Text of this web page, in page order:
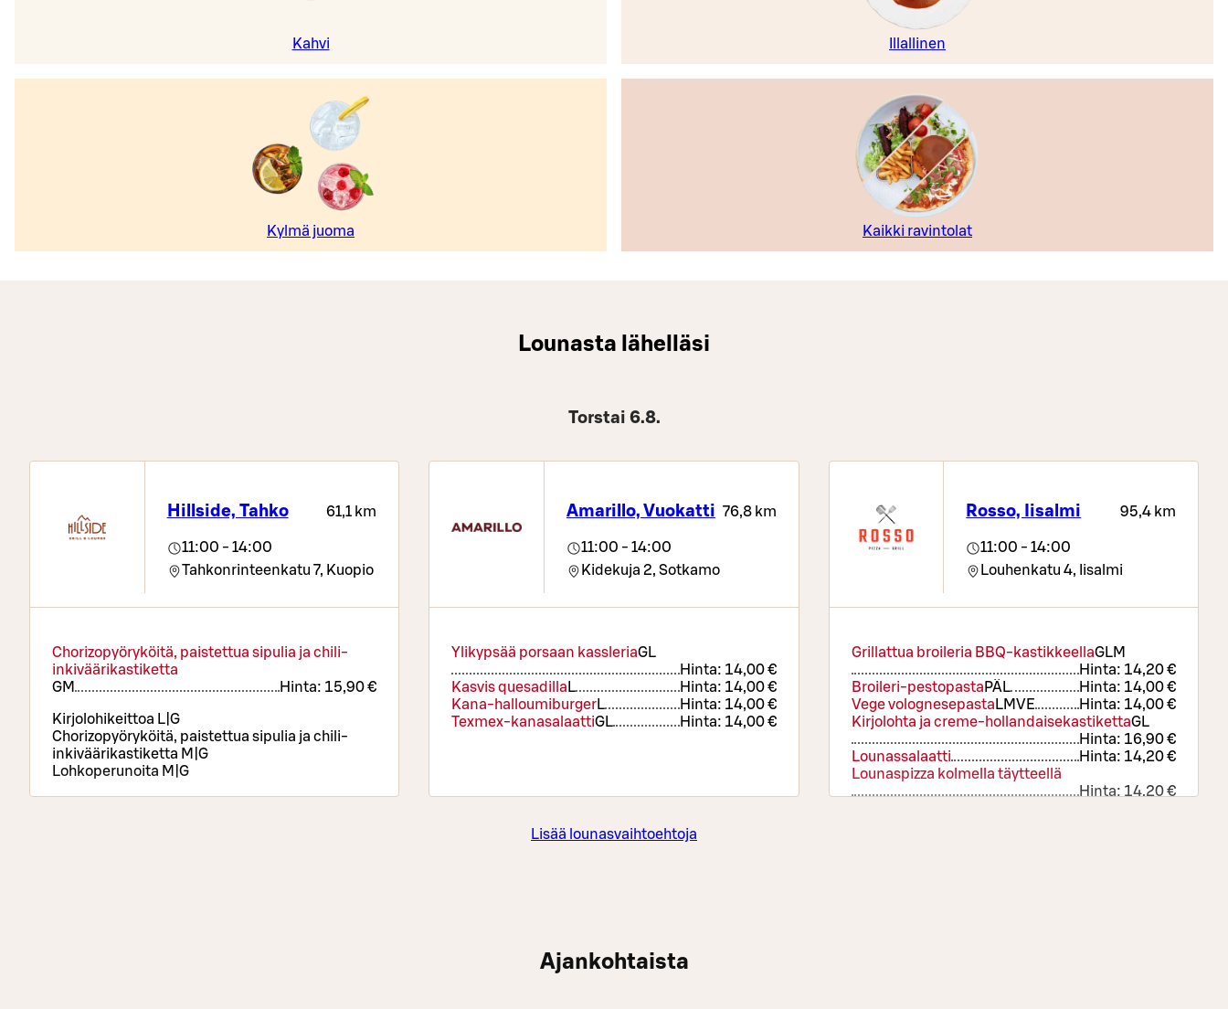
Kahvi Illallinen
Kylmä juoma Kaikki ravintolat
Lounasta lähelläsi
Torstai 6.8.
Hillside, Tahko 61,1 km
11:00 - 14:00
Tahkonrinteenkatu 7, Kuopio
Chorizopyöryköitä, paistettua sipulia ja chili-
inkiväärikastiketta
GM Hinta: 15,90 €
Kirjolohikeittoa L|G
Chorizopyöryköitä, paistettua sipulia ja chili-
inkiväärikastiketta M|G
Lohkoperunoita M|G
Amarillo, Vuokatti 76,8 km
11:00 - 14:00
Kidekuja 2, Sotkamo
Ylikypsää porsaan kassleriaGL
Hinta: 14,00 €
Kasvis quesadilla L Hinta: 14,00 €
Kana-halloumiburgerL Hinta: 14,00 €
Texmex-kanasalaattiGL Hinta: 14,00 €
Rosso, Iisalmi 95,4 km
11:00 - 14:00
Louhenkatu 4, Iisalmi
Grillattua broileria BBQ-kastikkeellaGLM
Hinta: 14,20 €
Broileri-pestopasta PÄ L Hinta: 14,00 €
Vege volognesepasta LMVE Hinta: 14,00 €
Kirjolohta ja creme-hollandaisekastikettaGL
Hinta: 16,90 €
Lounassalaatti
Hinta: 14,20 €
Lounaspizza kolmella täytteellä
Hinta: 14,20 €
Lisää lounasvaihtoehtoja
Ajankohtaista